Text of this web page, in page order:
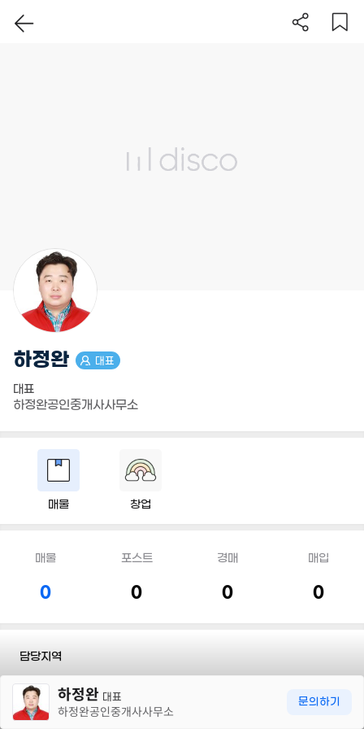
하정완 대표
대표
하정완공인중개사사무소
매물 창업
매물
0
포스트
0
경매
0
매입
0
담당지역
전화 하정완 대표
하정완공인중개사사무소
문의하기